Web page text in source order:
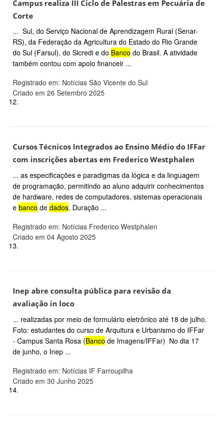
Campus realiza III Ciclo de Palestras em Pecuária de
Corte
... Sul, do Serviço Nacional de Aprendizagem Rural (Senar-
RS), da Federação da Agricultura do Estado do Rio Grande
do Sul (Farsul), do Sicredi e do Banco do Brasil. A atividade
também contou com apoio financeir ...
Registrado em: Notícias São Vicente do Sul
Criado em 26 Setembro 2025
12.
Cursos Técnicos Integrados ao Ensino Médio do IFFar
com inscrições abertas em Frederico Westphalen
... as especificações e paradigmas da lógica e da linguagem
de programação, permitindo ao aluno adquirir conhecimentos
de hardware, redes de computadores, sistemas operacionais
e banco de dados. Duração ...
Registrado em: Notícias Frederico Westphalen
Criado em 04 Agosto 2025
13.
Inep abre consulta pública para revisão da
avaliação in loco
... realizadas por meio de formulário eletrônico até 18 de julho.
Foto: estudantes do curso de Arquitura e Urbanismo do IFFar
- Campus Santa Rosa (Banco de Imagens/IFFar) No dia 17
de junho, o Inep ...
Registrado em: Notícias IF Farroupilha
Criado em 30 Junho 2025
14.